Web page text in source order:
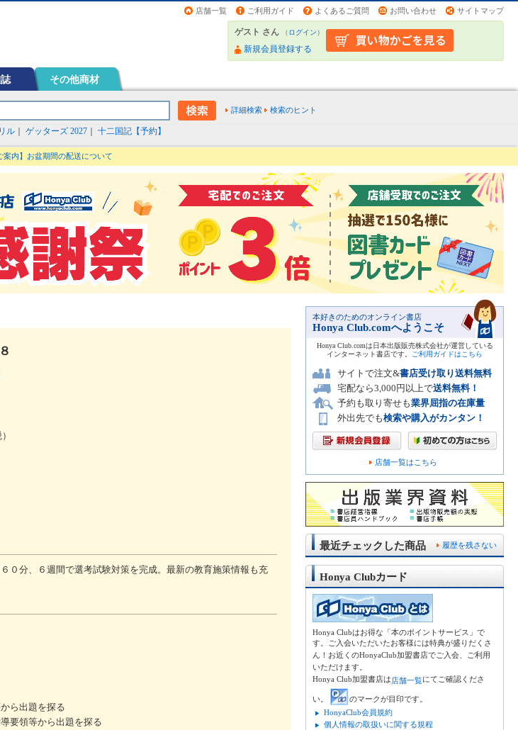
店舗一覧 ご利用ガイド よくあるご質問 お問い合わせ サイトマップ
ゲスト さん （ログイン）
新規会員登録する
その他商材
詳細検索 検索のヒント
ル ゲッターズ 2027 十二国記【予約】
案内】お盆期間の配送について
０分、６週間で選考試験対策を完成。最新の教育施策情報も充
ら出題を探る
要領等から出題を探る
本好きのためのオンライン書店
Honya Club.comへようこそ
Honya Club.comは日本出版販売株式会社が運営している
インターネット書店です。
ご利用ガイドはこちら
サイトで注文&書店受け取り送料無料
宅配なら3,000円以上で送料無料！
予約も取り寄せも業界屈指の在庫量
外出先でも検索や購入がカンタン！
店舗一覧はこちら
履歴を残さない
最近チェックした商品
Honya Clubカード
Honya Clubはお得な「本のポイントサービス」で
す。ご入会いただいたお客様には特典が盛りだくさ
ん！お近くのHonyaClub加盟書店でご入会、ご利用
いただけます。
Honya Club加盟書店は店舗一覧にてご確認くださ
い。
のマークが目印です。
HonyaClub会員規約
個人情報の取扱いに関する規程